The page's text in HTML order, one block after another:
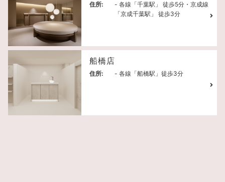
住所:
- 各線「千葉駅」 徒歩5分・京成線
「京成千葉駅」 徒歩3分
船橋店
住所: - 各線「船橋駅」徒歩3分